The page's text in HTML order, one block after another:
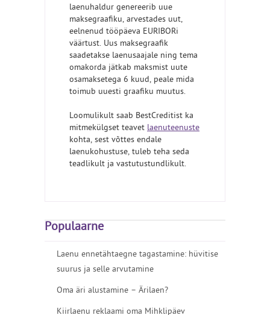
laenuhaldur genereerib uue
maksegraafiku, arvestades uut,
eelnenud tööpäeva EURIBORi
väärtust. Uus maksegraafik
saadetakse laenusaajale ning tema
omakorda jätkab maksmist uute
osamaksetega 6 kuud, peale mida
toimub uuesti graafiku muutus.
Loomulikult saab BestCreditist ka
mitmekülgset teavet laenuteenuste
kohta, sest võttes endale
laenukohustuse, tuleb teha seda
teadlikult ja vastutustundlikult.
Populaarne
Laenu ennetähtaegne tagastamine: hüvitise
suurus ja selle arvutamine
Oma äri alustamine – Ärilaen?
Kiirlaenu reklaami oma Mihklipäev